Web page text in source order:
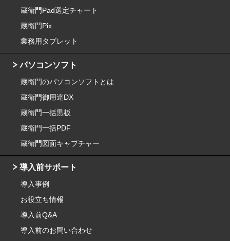
蔵衛門Pad選定チャート
蔵衛門Pix
業務用タブレット
パソコンソフト
蔵衛門のパソコンソフトとは
蔵衛門御用達DX
蔵衛門一括黒板
蔵衛門一括PDF
蔵衛門図面キャプチャー
導入前サポート
導入事例
お役立ち情報
導入前Q&A
導入前のお問い合わせ